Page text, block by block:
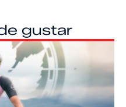
gustar